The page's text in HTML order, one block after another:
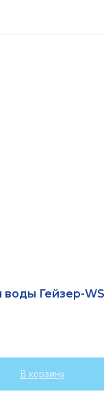
Гейзер-
В корзину